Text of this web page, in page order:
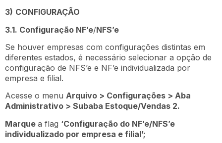
3) CONFIGURAÇÃO
3.1. Configuração NF’e/NFS’e
Se houver empresas com configurações distintas em
diferentes estados, é necessário selecionar a opção de
configuração de NFS’e e NF’e individualizada por
empresa e filial.
Acesse o menu Arquivo > Configurações > Aba
Administrativo > Subaba Estoque/Vendas 2.
Marque a flag ‘Configuração do NF’e/NFS’e
individualizado por empresa e filial’;